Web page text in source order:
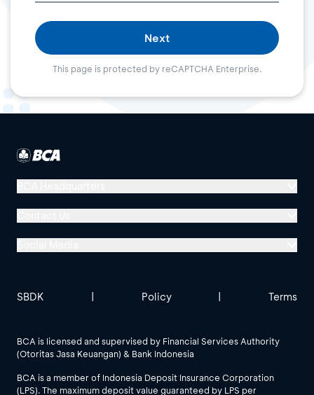
Next
This page is protected by reCAPTCHA Enterprise.
Menara BCA, Grand Indonesia
Jl. MH Thamrin No. 1
See All Social Media
BCA is licensed and supervised by Financial Services Authority
(Otoritas Jasa Keuangan) & Bank Indonesia
BCA is a member of Indonesia Deposit Insurance Corporation
(LPS). The maximum deposit value guaranteed by LPS per
SBDK | Policy | Terms